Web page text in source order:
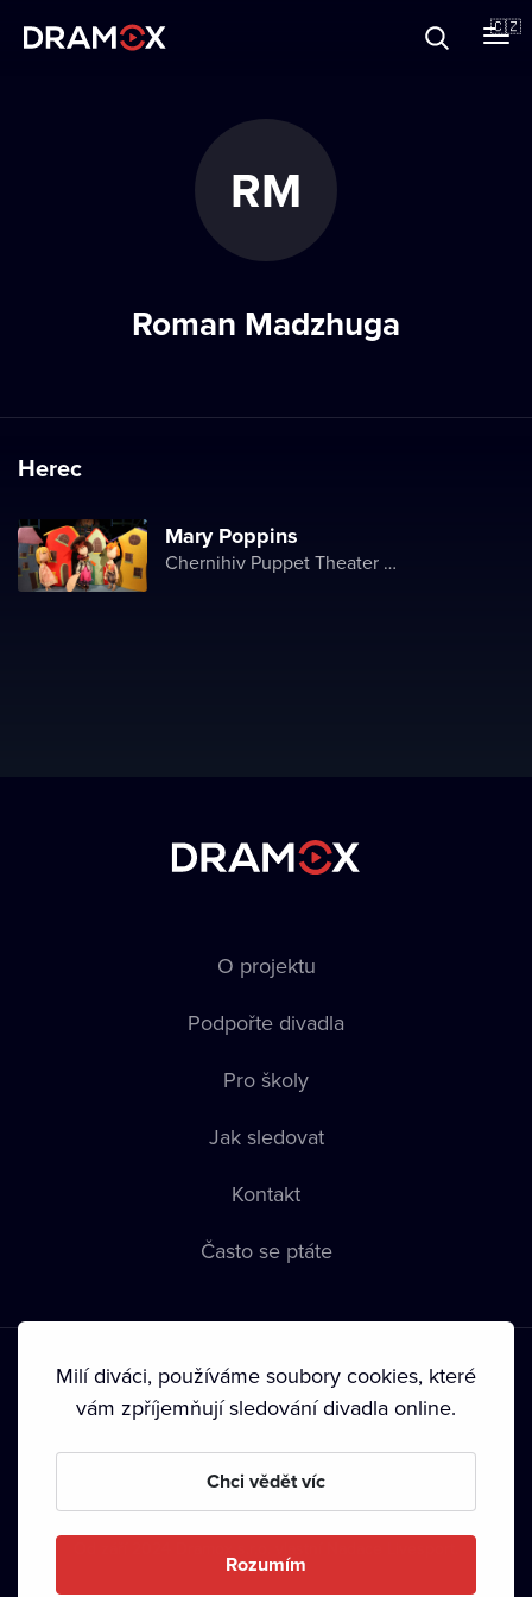
🇨🇿
RM
Roman Madzhuga
Herec
Mary Poppins
Chernihiv Puppet Theater named after O. Dovzhenko
O projektu
Podpořte divadla
Pro školy
Jak sledovat
Kontakt
Často se ptáte
Podmínky používání • Ochrana soukromí • Zásady používání
• Autorská práva•
Milí diváci, používáme soubory cookies, které
vám zpříjemňují sledování divadla online.
Chci vědět víc
Rozumím